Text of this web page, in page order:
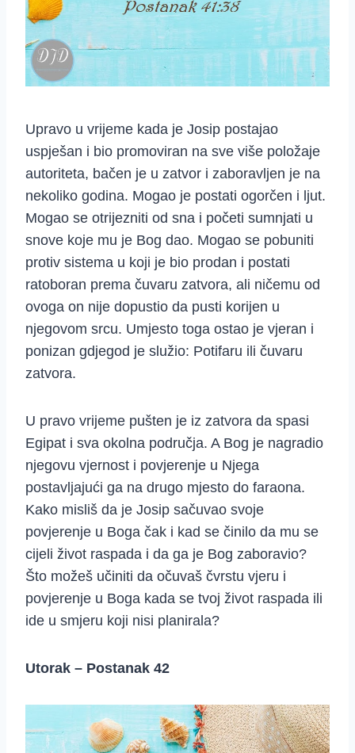
Upravo u vrijeme kada je Josip postajao
uspješan i bio promoviran na sve više položaje
autoriteta, bačen je u zatvor i zaboravljen je na
nekoliko godina. Mogao je postati ogorčen i ljut.
Mogao se otrijezniti od sna i početi sumnjati u
snove koje mu je Bog dao. Mogao se pobuniti
protiv sistema u koji je bio prodan i postati
ratoboran prema čuvaru zatvora, ali ničemu od
ovoga on nije dopustio da pusti korijen u
njegovom srcu. Umjesto toga ostao je vjeran i
ponizan gdjegod je služio: Potifaru ili čuvaru
zatvora.
U pravo vrijeme pušten je iz zatvora da spasi
Egipat i sva okolna područja. A Bog je nagradio
njegovu vjernost i povjerenje u Njega
postavljajući ga na drugo mjesto do faraona.
Kako misliš da je Josip sačuvao svoje
povjerenje u Boga čak i kad se činilo da mu se
cijeli život raspada i da ga je Bog zaboravio?
Što možeš učiniti da očuvaš čvrstu vjeru i
povjerenje u Boga kada se tvoj život raspada ili
ide u smjeru koji nisi planirala?
Utorak – Postanak 42